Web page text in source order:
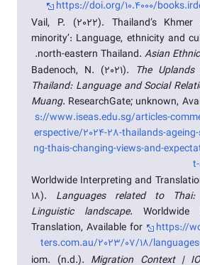
https://doi.org/10.4000/
Vail, P. (2022). Thailand’s Khmer
minority’: Language, ethnicity and
north-eastern Thailand.Asian
Badenoch, N. (2021). The
Thailand: Language and Social
Muang. ResearchGate; unknown,
s://www.iseas.edu.sg/articles-
erspective/2024-28-thailands-
ng-thais-changing-views-and-
Worldwide Interpreting and
18). Languages related to
Linguistic landscape. Worldwide
Translation, Available for
https://
ters.com.au/2023/07/18/
iom. (n.d.). Migration Context |